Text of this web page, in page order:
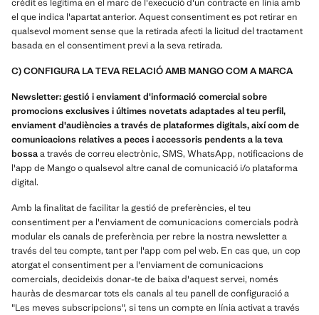
crèdit es legitima en el marc de l'execució d'un contracte en línia amb
el que indica l'apartat anterior. Aquest consentiment es pot retirar en
qualsevol moment sense que la retirada afecti la licitud del tractament
basada en el consentiment previ a la seva retirada.
C) CONFIGURA LA TEVA RELACIÓ AMB MANGO COM A MARCA
Newsletter: gestió i enviament d'informació comercial sobre
promocions exclusives i últimes novetats adaptades al teu perfil,
enviament d'audiències a través de plataformes digitals, així com de
comunicacions relatives a peces i accessoris pendents a la teva
bossaa través de correu electrònic, SMS, WhatsApp, notificacions de
l'app de Mango o qualsevol altre canal de comunicació i/o plataforma
digital.
Amb la finalitat de facilitar la gestió de preferències, el teu
consentiment per a l'enviament de comunicacions comercials podrà
modular els canals de preferència per rebre la nostra newsletter a
través del teu compte, tant per l'app com pel web. En cas que, un cop
atorgat el consentiment per a l'enviament de comunicacions
comercials, decideixis donar-te de baixa d'aquest servei, només
hauràs de desmarcar tots els canals al teu panell de configuració a
"Les meves subscripcions", si tens un compte en línia activat a través